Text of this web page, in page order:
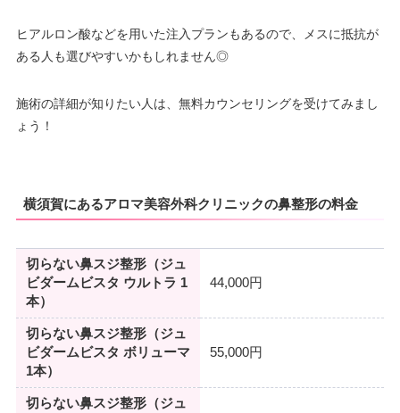
ヒアルロン酸などを用いた注入プランもあるので、メスに抵抗が
ある人も選びやすいかもしれません◎
施術の詳細が知りたい人は、無料カウンセリングを受けてみまし
ょう！
横須賀にあるアロマ美容外科クリニックの鼻整形の料金
切らない鼻スジ整形（ジュ
ビダームビスタ ウルトラ 1
本）
44,000円
切らない鼻スジ整形（ジュ
ビダームビスタ ボリューマ
1本）
55,000円
切らない鼻スジ整形（ジュ